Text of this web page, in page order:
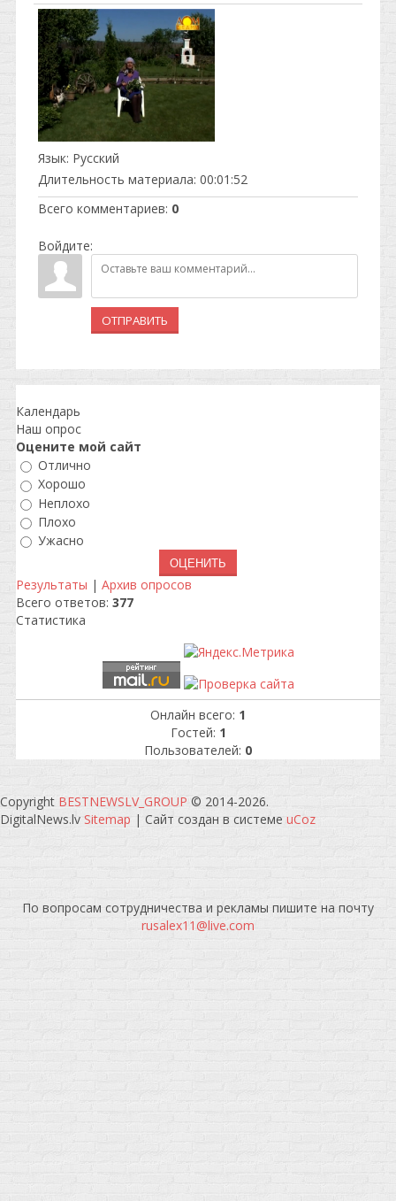
Язык: Русский
Длительность материала: 00:01:52
Всего комментариев: 0
Войдите:
ОТПРАВИТЬ
Календарь
Наш опрос
Оцените мой сайт
Отлично
Хорошо
Неплохо
Плохо
Ужасно
Результаты | Архив опросов
Всего ответов: 377
Статистика
Онлайн всего: 1
Гостей: 1
Пользователей: 0
Copyright BESTNEWSLV_GROUP © 2014-2026.
DigitalNews.lv Sitemap | Сайт создан в системе uCoz
По вопросам сотрудничества и рекламы пишите на почту
rusalex11@live.com